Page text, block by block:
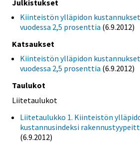
Julkistukset
Kiinteistön ylläpidon
vuodessa 2,5 prosenttia (6.9.2012)
Katsaukset
Kiinteistön ylläpidon
vuodessa 2,5 prosenttia (6.9.2012)
Taulukot
Liitetaulukot
Liitetaulukko 1. Kiinteistön
kustannusindeksi
(6.9.2012)